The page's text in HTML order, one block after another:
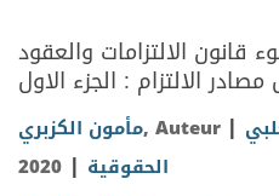
قانون الالتزامات والعقود
الالتزام : الجزء الاول
مأمون الكزبري, Auteur |
الحقوقية |
2020